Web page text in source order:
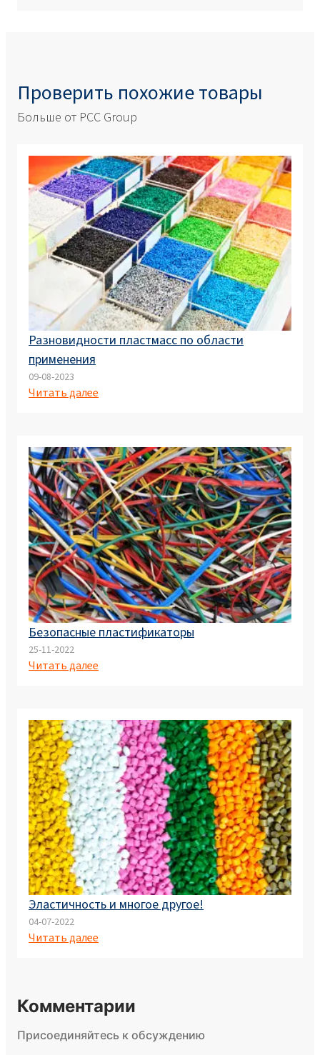
Проверить похожие товары
Больше от PCC Group
Разновидности пластмасс по области
применения
09-08-2023
Читать далее
Безопасные пластификаторы
25-11-2022
Читать далее
Эластичность и многое другое!
04-07-2022
Читать далее
Комментарии
Присоединяйтесь к обсуждению